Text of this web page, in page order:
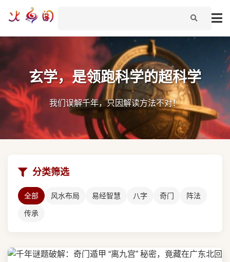
玄学，是领跑科学的超科学
我们误解千年，只因解读方法不对！
分类筛选
全部 风水布局 易经智慧 八字 奇门 阵法
传承